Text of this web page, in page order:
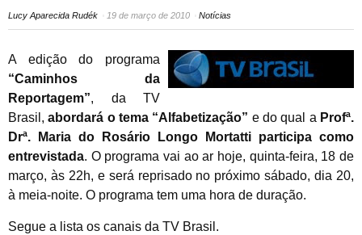
Lucy Aparecida Rudék 19 de março de 2010 Notícias
A edição do programa
“Caminhos da
Reportagem”, da TV
Brasil,abordará o tema “Alfabetização” e do qual a Profª.
Drª. Maria do Rosário Longo Mortatti participa como
entrevistada. O programa vai ao ar hoje, quinta-feira, 18 de
março, às 22h, e será reprisado no próximo sábado, dia 20,
à meia-noite. O programa tem uma hora de duração.
Segue a lista os canais da TV Brasil.